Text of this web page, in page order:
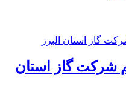
شرکت گاز استان